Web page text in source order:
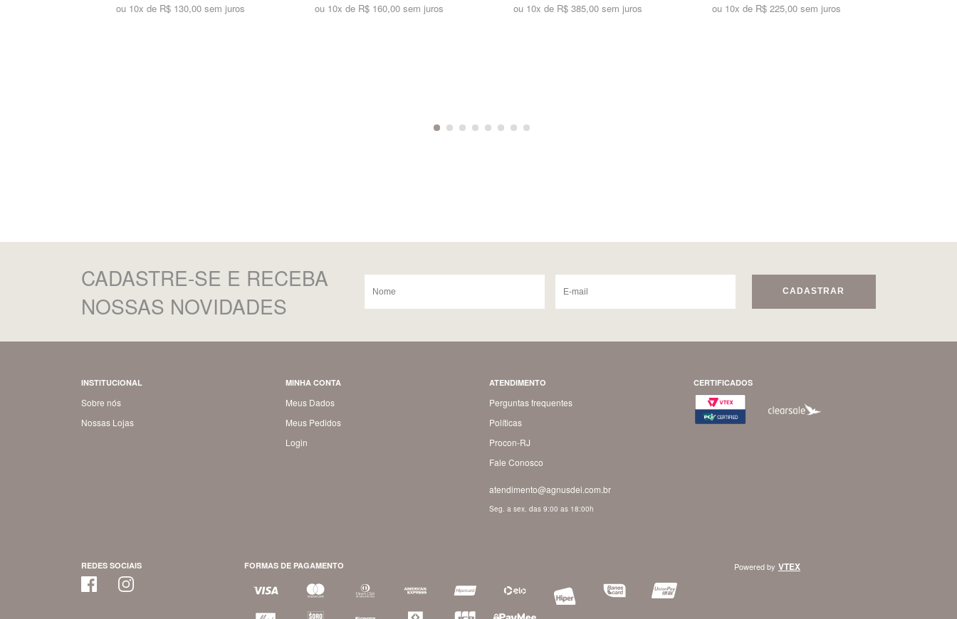
ou 10x de R$ 130,00 sem juros ou 10x de R$ 160,00 sem juros ou 10x de R$ 385,00 sem juros ou 10x de R$ 225,00 sem juros
CADASTRE-SE E RECEBA
NOSSAS NOVIDADES
CADASTRAR
INSTITUCIONAL
Sobre nós
Nossas Lojas
MINHA CONTA
Meus Dados
Meus Pedidos
Login
ATENDIMENTO
Perguntas frequentes
Políticas
Procon-RJ
Fale Conosco
atendimento@agnusdei.com.br
Seg. a sex. das 9:00 as 18:00h
CERTIFICADOS
REDES SOCIAIS FORMAS DE PAGAMENTO Powered by VTEX